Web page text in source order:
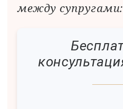
между супругами: